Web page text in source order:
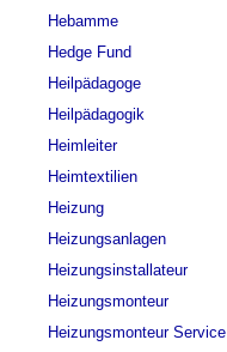
Hebamme
Hedge Fund
Heilpädagoge
Heilpädagogik
Heimleiter
Heimtextilien
Heizung
Heizungsanlagen
Heizungsinstallateur
Heizungsmonteur
Heizungsmonteur Service